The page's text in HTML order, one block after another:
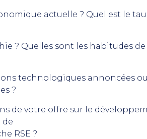
actuelle ? Quel est le
? Quelles sont les habitudes
technologiques annoncées
?
de votre offre sur le
de
RSE ?